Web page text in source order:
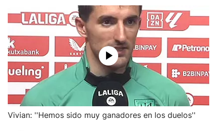
Remo
Baloncesto
Ciclismo
Herri-kirolak
Balonmano
Vivian: ''Hemos sido muy ganadores en los duelos''